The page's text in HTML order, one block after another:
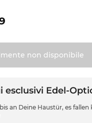
non disponibile
esclusivi Edel-
an Deine Haustür, es fallen